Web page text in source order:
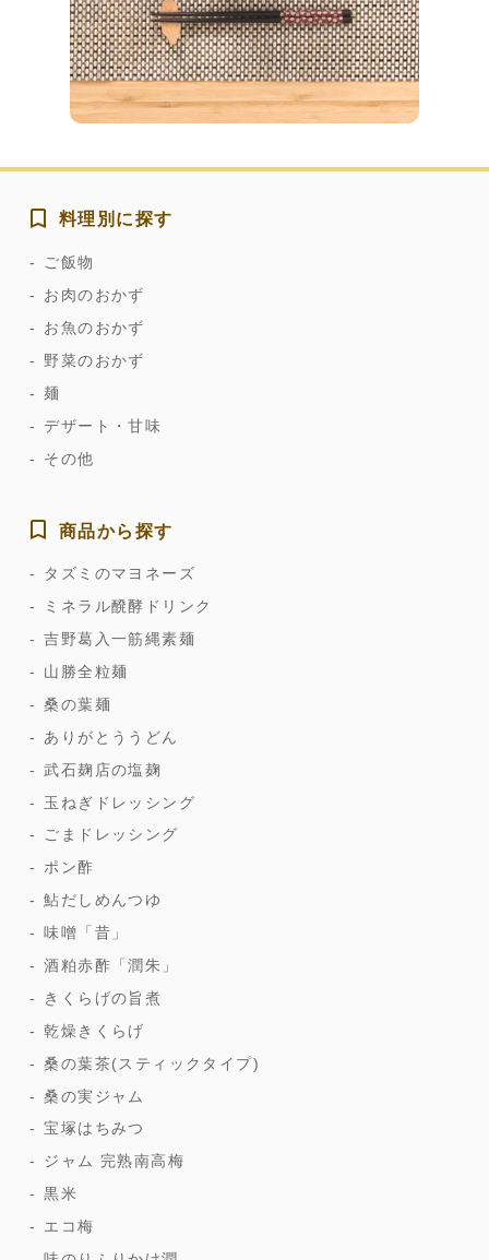
料理別に探す
ご飯物
お肉のおかず
お魚のおかず
野菜のおかず
麺
デザート・甘味
その他
商品から探す
タズミのマヨネーズ
ミネラル醗酵ドリンク
吉野葛入一筋縄素麺
山勝全粒麺
桑の葉麺
ありがとううどん
武石麹店の塩麹
玉ねぎドレッシング
ごまドレッシング
ポン酢
鮎だしめんつゆ
味噌「昔」
酒粕赤酢「潤朱」
きくらげの旨煮
乾燥きくらげ
桑の葉茶(スティックタイプ)
桑の実ジャム
宝塚はちみつ
ジャム 完熟南高梅
黒米
エコ梅